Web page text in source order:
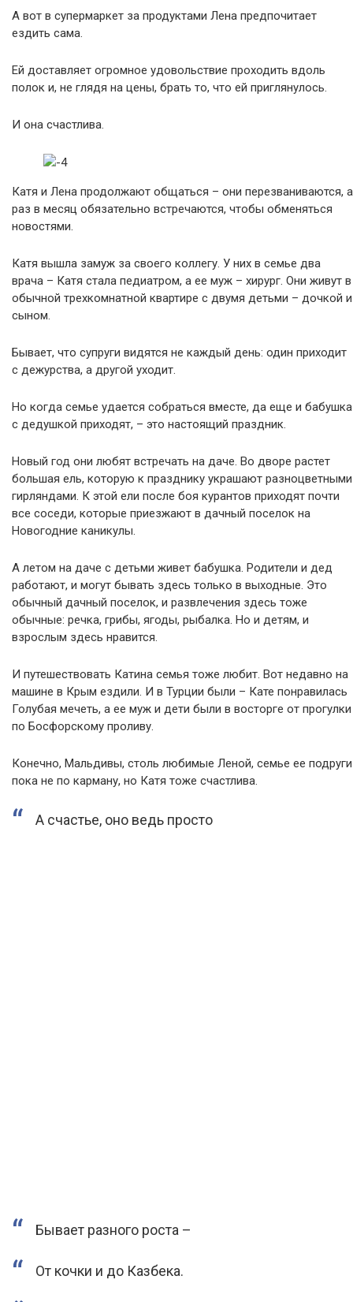
А вот в супермаркет за продуктами Лена предпочитает
ездить сама.
Ей доставляет огромное удовольствие проходить вдоль
полок и, не глядя на цены, брать то, что ей приглянулось.
И она счастлива.
Катя и Лена продолжают общаться – они перезваниваются, а
раз в месяц обязательно встречаются, чтобы обменяться
новостями.
Катя вышла замуж за своего коллегу. У них в семье два
врача – Катя стала педиатром, а ее муж – хирург. Они живут в
обычной трехкомнатной квартире с двумя детьми – дочкой и
сыном.
Бывает, что супруги видятся не каждый день: один приходит
с дежурства, а другой уходит.
Но когда семье удается собраться вместе, да еще и бабушка
с дедушкой приходят, – это настоящий праздник.
Новый год они любят встречать на даче. Во дворе растет
большая ель, которую к празднику украшают разноцветными
гирляндами. К этой ели после боя курантов приходят почти
все соседи, которые приезжают в дачный поселок на
Новогодние каникулы.
А летом на даче с детьми живет бабушка. Родители и дед
работают, и могут бывать здесь только в выходные. Это
обычный дачный поселок, и развлечения здесь тоже
обычные: речка, грибы, ягоды, рыбалка. Но и детям, и
взрослым здесь нравится.
И путешествовать Катина семья тоже любит. Вот недавно на
машине в Крым ездили. И в Турции были – Кате понравилась
Голубая мечеть, а ее муж и дети были в восторге от прогулки
по Босфорскому проливу.
Конечно, Мальдивы, столь любимые Леной, семье ее подруги
пока не по карману, но Катя тоже счастлива.
А счастье, оно ведь просто
Бывает разного роста –
От кочки и до Казбека.